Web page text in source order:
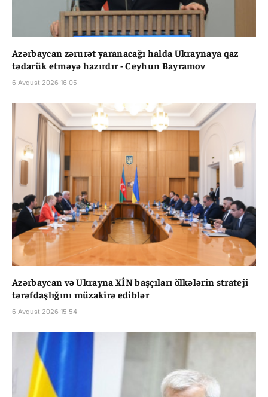
Azərbaycan zərurət yaranacağı halda Ukraynaya qaz
tədarük etməyə hazırdır - Ceyhun Bayramov
6 Avqust 2026 16:05
Azərbaycan və Ukrayna XİN başçıları ölkələrin strateji
tərəfdaşlığını müzakirə ediblər
6 Avqust 2026 15:54